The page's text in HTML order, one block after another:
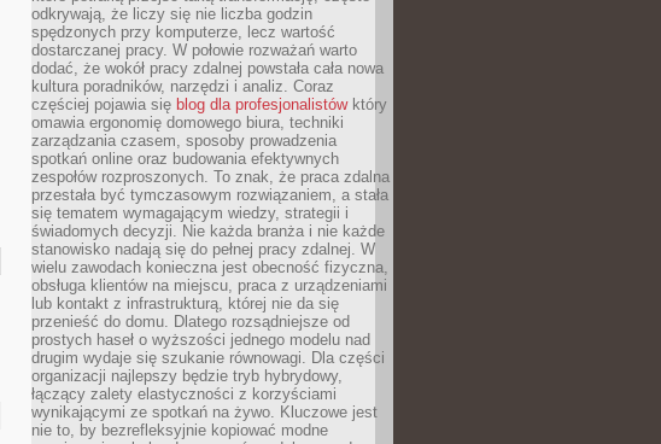
odkrywają, że liczy się nie liczba godzin
spędzonych przy komputerze, lecz wartość
dostarczanej pracy. W połowie rozważań warto
dodać, że wokół pracy zdalnej powstała cała nowa
kultura poradników, narzędzi i analiz. Coraz
częściej pojawia się blog dla profesjonalistówktóry
omawia ergonomię domowego biura, techniki
zarządzania czasem, sposoby prowadzenia
spotkań online oraz budowania efektywnych
zespołów rozproszonych. To znak, że praca zdalna
przestała być tymczasowym rozwiązaniem, a stała
się tematem wymagającym wiedzy, strategii i
świadomych decyzji. Nie każda branża i nie każde
stanowisko nadają się do pełnej pracy zdalnej. W
wielu zawodach konieczna jest obecność fizyczna,
obsługa klientów na miejscu, praca z urządzeniami
lub kontakt z infrastrukturą, której nie da się
przenieść do domu. Dlatego rozsądniejsze od
prostych haseł o wyższości jednego modelu nad
drugim wydaje się szukanie równowagi. Dla części
organizacji najlepszy będzie tryb hybrydowy,
łączący zalety elastyczności z korzyściami
wynikającymi ze spotkań na żywo. Kluczowe jest
nie to, by bezrefleksyjnie kopiować modne